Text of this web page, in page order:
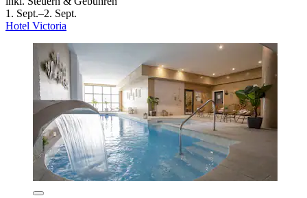
1. Sept.–2. Sept.
Hotel Victoria